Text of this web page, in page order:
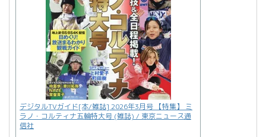
デジタルTVガイド[本/雑誌] 2026年3月号 【特集】 ミ
ラノ・コルティナ五輪特大号 (雑誌) / 東京ニュース通
信社